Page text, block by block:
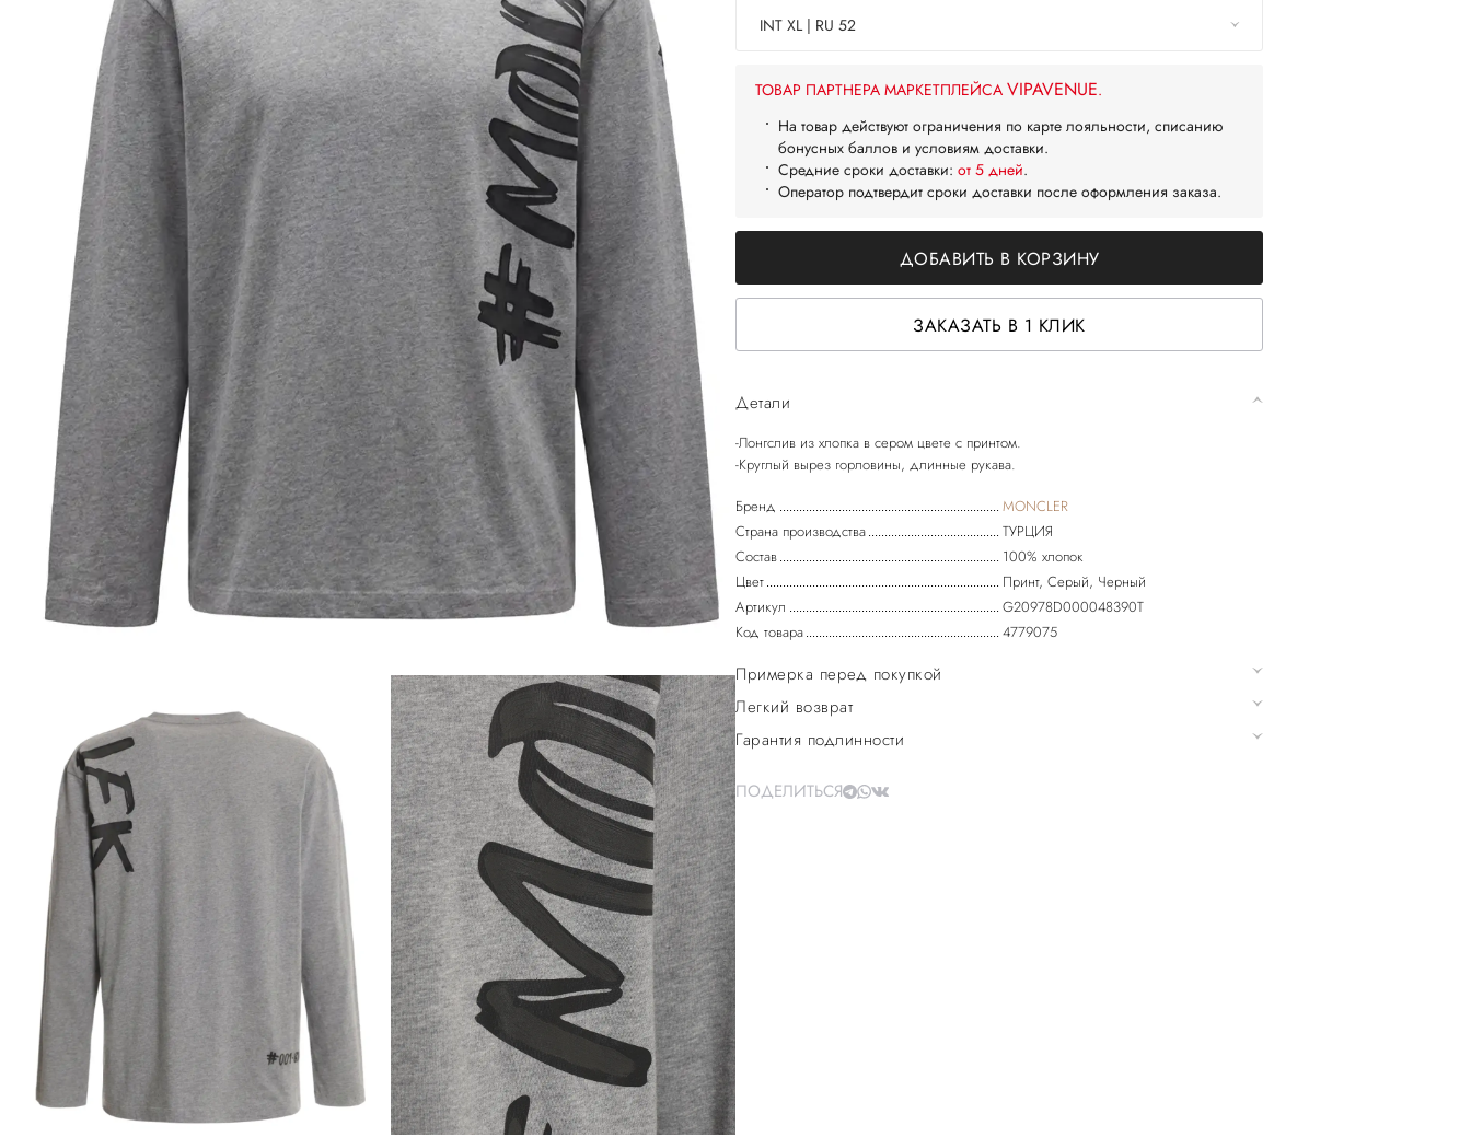
INT XL | RU 52
ТОВАР ПАРТНЕРА МАРКЕТПЛЕЙСА VIPAVENUE.
На товар действуют ограничения по карте лояльности, списанию
бонусных баллов и условиям доставки.
Средние сроки доставки: от 5 дней.
Оператор подтвердит сроки доставки после оформления заказа.
ДОБАВИТЬ В КОРЗИНУ
ЗАКАЗАТЬ В 1 КЛИК
Детали
-Лонгслив из хлопка в сером цвете с принтом.
Бренд
MONCLER
Страна производства
ТУРЦИЯ
Состав
100% хлопок
Цвет
Принт, Серый, Черный
Артикул
G20978D000048390T
Код товара
4779075
Примерка перед покупкой
Легкий возврат
Гарантия подлинности
ПОДЕЛИТЬСЯ